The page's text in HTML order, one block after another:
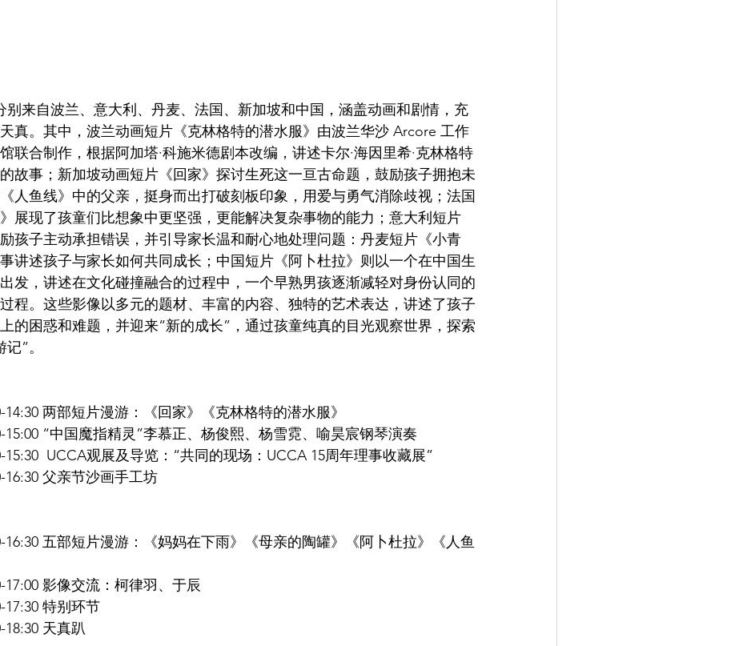
别来自波兰、意大利、丹麦、法国、新加坡和中国，涵盖动画和剧情，充
真。其中，波兰动画短片《克林格特的潜水服》由波兰华沙 Arcore 工作
联合制作，根据阿加塔·科施米德剧本改编，讲述卡尔·海因里希·克林格特
故事；新加坡动画短片《回家》探讨生死这一亘古命题，鼓励孩子拥抱未
人鱼线》中的父亲，挺身而出打破刻板印象，用爱与勇气消除歧视；法国
展现了孩童们比想象中更坚强，更能解决复杂事物的能力；意大利短片
励孩子主动承担错误，并引导家长温和耐心地处理问题：丹麦短片《小青
讲述孩子与家长如何共同成长；中国短片《阿卜杜拉》则以一个在中国生
发，讲述在文化碰撞融合的过程中，一个早熟男孩逐渐减轻对身份认同的
程。这些影像以多元的题材、丰富的内容、独特的艺术表达，讲述了孩子
的困惑和难题，并迎来“新的成长”，通过孩童纯真的目光观察世界，探索
”。
14:30 两部短片漫游：《回家》《克林格特的潜水服》
15:00 “中国魔指精灵”李慕正、杨俊熙、杨雪霓、喻昊宸钢琴演奏
15:30  UCCA观展及导览：“共同的现场：UCCA 15周年理事收藏展”
16:30 父亲节沙画手工坊
16:30 五部短片漫游：《妈妈在下雨》《母亲的陶罐》《阿卜杜拉》《人鱼
17:00 影像交流：柯律羽、于辰
17:30 特别环节
18:30 天真趴